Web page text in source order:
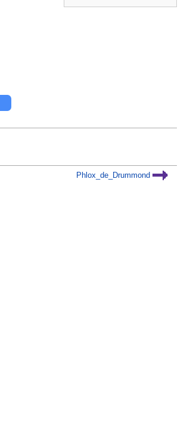
Phlox_de_Drummond